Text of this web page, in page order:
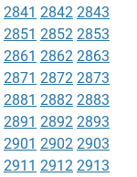
2841 2842 2843
2851 2852 2853
2861 2862 2863
2871 2872 2873
2881 2882 2883
2891 2892 2893
2901 2902 2903
2911 2912 2913